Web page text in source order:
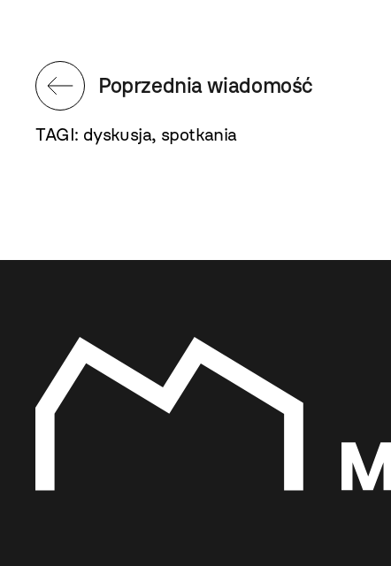
Poprzednia wiadomość
TAGI: dyskusja, spotkania